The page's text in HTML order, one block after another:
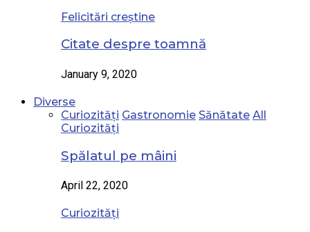
Felicitări creștine
Citate despre toamnă
January 9, 2020
Diverse
Curiozități Gastronomie Sănătate All
Curiozități
Spălatul pe mâini
April 22, 2020
Curiozități